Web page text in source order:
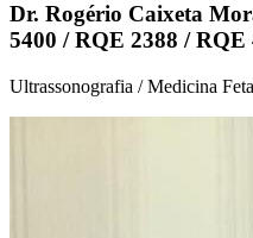
Dr. Rogério Caixeta
5400 / RQE 2388 / RQE
Ultrassonografia / Medicina